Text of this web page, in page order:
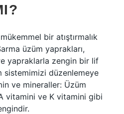
bir atıştırmalık
üzüm yaprakları,
yapraklarla zengin bir lif
sistemimizi düzenlemeye
ve mineraller: Üzüm
vitamini ve K vitamini gibi